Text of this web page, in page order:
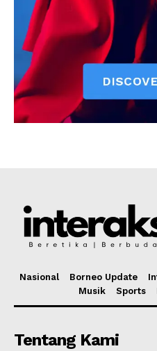
Nasional Borneo Update
Musik
Sports
Tentang Kami